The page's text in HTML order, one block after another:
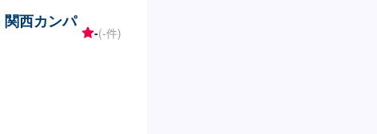
西カンパ
-(-件)